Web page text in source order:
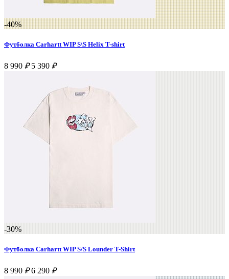
-40%
Футболка Carhartt WIP S\S Helix T-shirt
8 990 ₽ 5 390 ₽
-30%
Футболка Carhartt WIP S/S Lounder T-Shirt
8 990 ₽ 6 290 ₽